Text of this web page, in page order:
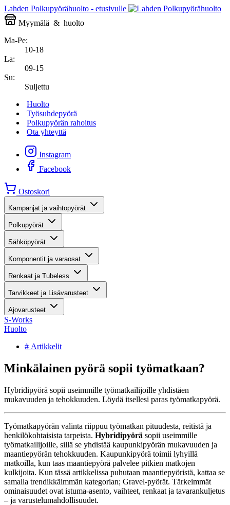
Lahden Polkupyörähuolto - etusivulle
Myymälä & huolto
Ma-Pe:
10-18
La:
09-15
Su:
Suljettu
Huolto
Työsuhdepyörä
Polkupyörän rahoitus
Ota yhteyttä
Instagram
Facebook
Ostoskori
Kampanjat ja vaihtopyörät
Polkupyörät
Sähköpyörät
Komponentit ja varaosat
Renkaat ja Tubeless
Tarvikkeet ja Lisävarusteet
Ajovarusteet
S-Works
Huolto
# Artikkelit
Minkälainen pyörä sopii työmatkaan?
Hybridipyörä sopii useimmille työmatkailijoille yhdistäen
mukavuuden ja tehokkuuden. Löydä itsellesi paras työmatkapyörä.
Työmatkapyörän valinta riippuu työmatkan pituudesta, reitistä ja
henkilökohtaisista tarpeista. Hybridipyörä sopii useimmille
työmatkailijoille, sillä se yhdistää kaupunkipyörän mukavuuden ja
maantiepyörän tehokkuuden. Kaupunkipyörä toimii lyhyillä
matkoilla, kun taas maantiepyörä palvelee pitkien matkojen
kulkijoita. Kun tässä artikkelissa puhutaan maantiepyöristä, kattaa se
samalla trendikkäimmän kategorian; Gravel-pyörät. Tärkeimmät
ominaisuudet ovat istuma-asento, vaihteet, renkaat ja tavarankuljetus
– ja varustelumahdollisuudet.